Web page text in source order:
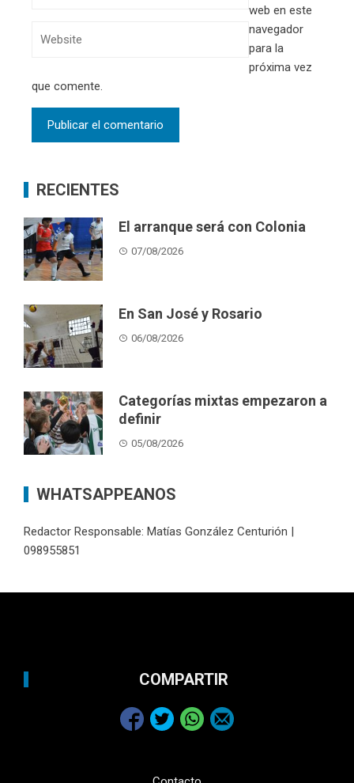
web en este
navegador
para la
próxima vez
que comente.
RECIENTES
El arranque será con Colonia
07/08/2026
En San José y Rosario
06/08/2026
Categorías mixtas empezaron a
definir
05/08/2026
WHATSAPPEANOS
Redactor Responsable: Matías González Centurión |
098955851
COMPARTIR